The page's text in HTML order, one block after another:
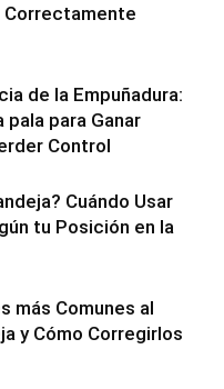
Correctamente
de la Empuñadura:
pala para Ganar
Control
Cuándo Usar
tu Posición en la
más Comunes al
y Cómo Corregirlos